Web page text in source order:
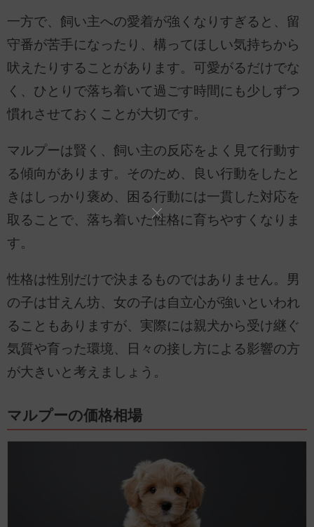
一方で、飼い主への愛着が強くなりすぎると、留
守番が苦手になったり、構ってほしい気持ちから
吠えたりすることがあります。可愛がるだけでな
く、ひとりで落ち着いて過ごす時間にも少しずつ
慣れさせておくことが大切です。
マルプーは賢く、飼い主の反応をよく見て行動す
る傾向があります。そのため、良い行動をしたと
きはしっかり褒め、困る行動には一貫した対応を
取ることで、落ち着いた性格に育ちやすくなりま
す。
性格は性別だけで決まるものではありません。男
の子は甘えん坊、女の子は自立心が強いといわれ
ることもありますが、実際には親犬から受け継ぐ
気質や育った環境、日々の接し方による影響の方
が大きいと考えましょう。
マルプーの価格相場